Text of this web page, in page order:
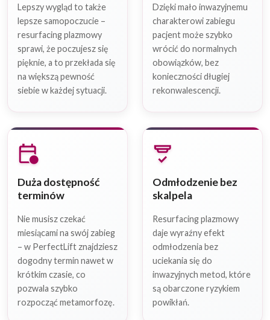
Lepszy wygląd to także
lepsze samopoczucie –
resurfacing plazmowy
sprawi, że poczujesz się
pięknie, a to przekłada się
na większą pewność
siebie w każdej sytuacji.
Dzięki mało inwazyjnemu
charakterowi zabiegu
pacjent może szybko
wrócić do normalnych
obowiązków, bez
konieczności długiej
rekonwalescencji.
calendar_clock
Duża dostępność
terminów
Nie musisz czekać
miesiącami na swój zabieg
– w PerfectLift znajdziesz
dogodny termin nawet w
krótkim czasie, co
pozwala szybko
rozpocząć metamorfozę.
detector_status
Odmłodzenie bez
skalpela
Resurfacing plazmowy
daje wyraźny efekt
odmłodzenia bez
uciekania się do
inwazyjnych metod, które
są obarczone ryzykiem
powikłań.